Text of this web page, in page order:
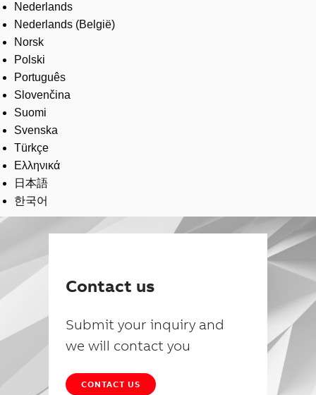
Nederlands
Nederlands (België)
Norsk
Polski
Português
Slovenčina
Suomi
Svenska
Türkçe
Ελληνικά
日本語
한국어
Contact us
Submit your inquiry and
we will contact you
CONTACT US